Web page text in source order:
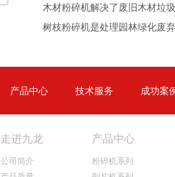
生物质秸秆破碎机...
木材粉碎机解决了废旧木材垃
树枝粉碎机是处理园林绿化废
产品中心 技术服务 成功案
走进九龙
公司简介
产品中心
粉碎机系列